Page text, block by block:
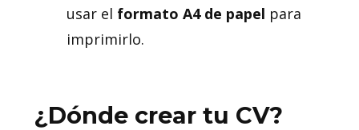
usar el formato A4 de papel para
imprimirlo.
¿Dónde crear tu CV?